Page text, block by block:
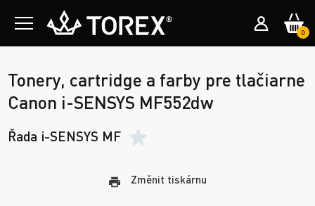
0
Tonery, cartridge a farby pre tlačiarne
Canon i-SENSYS MF552dw
Řada i-SENSYS MF
Změnit tiskárnu